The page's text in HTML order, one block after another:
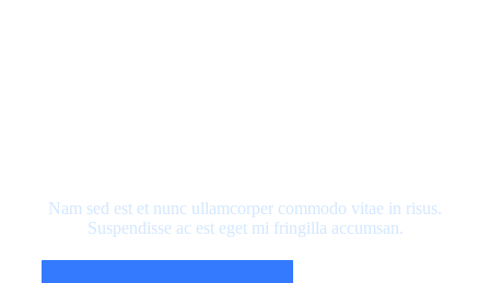
Nam sed est et nunc ullamcorper commodo vitae in risus.
Suspendisse ac est eget mi fringilla accumsan.